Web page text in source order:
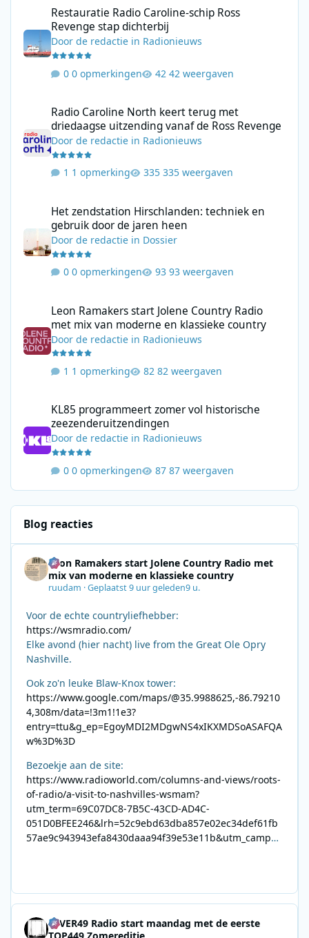
Restauratie Radio Caroline-schip Ross
Revenge stap dichterbij
Doorde redactie in Radionieuws
0 opmerkingen 42 weergaven
Radio Caroline North keert terug met
driedaagse uitzending vanaf de Ross Revenge
Doorde redactie in Radionieuws
1 opmerking 335 weergaven
Het zendstation Hirschlanden: techniek en
gebruik door de jaren heen
Doorde redactie in Dossier
0 opmerkingen 93 weergaven
Leon Ramakers start Jolene Country Radio
met mix van moderne en klassieke country
Doorde redactie in Radionieuws
1 opmerking 82 weergaven
KL85 programmeert zomer vol historische
zeezenderuitzendingen
Doorde redactie in Radionieuws
0 opmerkingen 87 weergaven
Blog reacties
Leon Ramakers start Jolene Country Radio met
mix van moderne en klassieke country
ruudam ·Geplaatst9 uur geleden9 u.
Voor de echte countryliefhebber:
https://wsmradio.com/
Elke avond (hier nacht) live from the Great Ole Opry
Nashville.
Ook zo'n leuke Blaw-Knox tower:
https://www.google.com/maps/@35.9988625,-86.79210
4,308m/data=!3m1!1e3?
entry=ttu&g_ep=EgoyMDI2MDgwNS4xIKXMDSoASAFQA
w%3D%3D
Bezoekje aan de site:
https://www.radioworld.com/columns-and-views/roots-
of-radio/a-visit-to-nashvilles-wsmam?
utm_term=69C07DC8-7B5C-43CD-AD4C-
051D0BFEE246&lrh=52c9ebd63dba857e02ec34def61fb
57ae9c943943efa8430daaa94f39e53e11b&utm_campai
8F09201A140D&utm_source=SmartBrief
4EVER49 Radio start maandag met de eerste
TOP449 Zomereditie